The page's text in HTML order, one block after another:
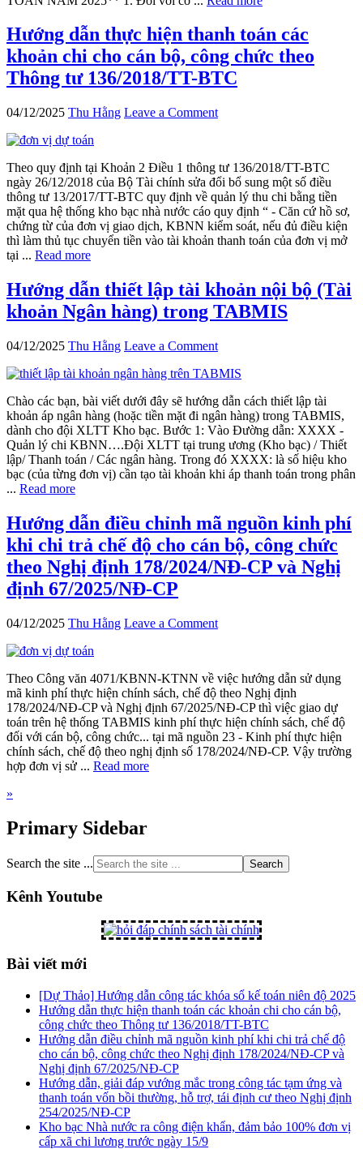
Hướng dẫn thực hiện thanh toán các
khoản chi cho cán bộ, công chức theo
Thông tư 136/2018/TT-BTC
04/12/2025 Thu Hằng Leave a Comment
Theo quy định tại Khoản 2 Điều 1 thông tư 136/2018/TT-BTC
ngày 26/12/2018 của Bộ Tài chính sửa đổi bổ sung một số điều
thông tư 13/2017/TT-BTC quy định về quản lý thu chi bằng tiền
mặt qua hệ thống kho bạc nhà nước cáo quy định “ - Căn cứ hồ sơ,
chứng từ của đơn vị giao dịch, KBNN kiểm soát, nếu đủ điều kiện
thì làm thủ tục chuyển tiền vào tài khoản thanh toán của đơn vị mở
tại ... Read more
Hướng dẫn thiết lập tài khoản nội bộ (Tài
khoản Ngân hàng) trong TABMIS
04/12/2025 Thu Hằng Leave a Comment
Chào các bạn, bài viết dưới đây sẽ hướng dẫn cách thiết lập tài
khoản áp ngân hàng (hoặc tiền mặt đi ngân hàng) trong TABMIS,
dành cho đội XLTT Kho bạc. Bước 1: Vào Đường dẫn: XXXX -
Quản lý chi KBNN….Đội XLTT tại trung ương (Kho bạc) / Thiết
lập/ Thanh toán / Các ngân hàng. Trong đó XXXX: là số hiệu kho
bạc (của từng đơn vị) cần tạo tài khoản khi áp thanh toán trong phân
... Read more
Hướng dẫn điều chỉnh mã nguồn kinh phí
khi chi trả chế độ cho cán bộ, công chức
theo Nghị định 178/2024/NĐ-CP và Nghị
định 67/2025/NĐ-CP
04/12/2025 Thu Hằng Leave a Comment
Theo Công văn 4071/KBNN-KTNN về việc hướng dẫn sử dụng
mã kinh phí thực hiện chính sách, chế độ theo Nghị định
178/2024/NĐ-CP và Nghị định 67/2025/NĐ-CP thì việc giao dự
toán trên hệ thống TABMIS kinh phí thực hiện chính sách, chế độ
đối với cán bộ, công chức... tại mã nguồn 23 - Kinh phí thực hiện
chính sách, chế độ theo nghị định số 178/2024/NĐ-CP. Vậy trường
hợp đơn vị sử ... Read more
»
Primary Sidebar
Search the site ...
Kênh Youtube
Bài viết mới
[Dự Thảo] Hướng dẫn công tác khóa sổ kế toán niên độ 2025
Hướng dẫn thực hiện thanh toán các khoản chi cho cán bộ,
công chức theo Thông tư 136/2018/TT-BTC
Hướng dẫn điều chỉnh mã nguồn kinh phí khi chi trả chế độ
cho cán bộ, công chức theo Nghị định 178/2024/NĐ-CP và
Nghị định 67/2025/NĐ-CP
Hướng dẫn, giải đáp vướng mắc trong công tác tạm ứng và
thanh toán vốn bồi thường, hỗ trợ, tái định cư theo Nghị định
254/2025/NĐ-CP
Kho bạc Nhà nước ra công điện khẩn, đảm bảo 100% đơn vị
cấp xã chi lương trước ngày 15/9